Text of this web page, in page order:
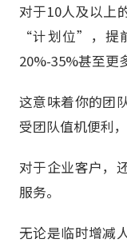
对于10人及以上
“计划位”，提
20%-35%甚至更
这意味着你的团
受团队值机便利
对于企业客户，
服务。
无论是临时增减